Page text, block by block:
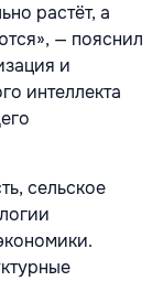
растёт, а
— пояснил
и
интеллекта
сельское